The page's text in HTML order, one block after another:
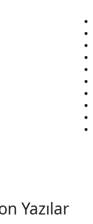
Yazılar